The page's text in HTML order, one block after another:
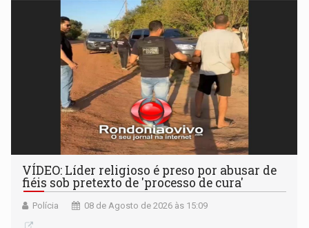
VÍDEO: Líder religioso é preso por abusar de
fiéis sob pretexto de 'processo de cura'
Polícia 08 de Agosto de 2026 às 15:09